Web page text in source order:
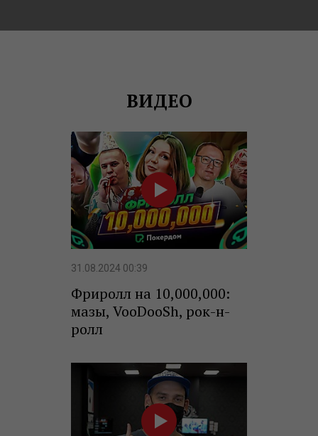
ВИДЕО
31.08.2024 00:39
Фриролл на 10,000,000:
мазы, VooDooSh, рок-н-
ролл